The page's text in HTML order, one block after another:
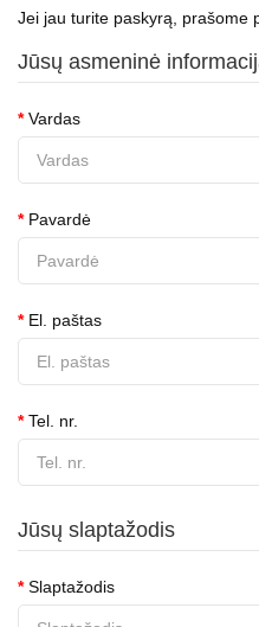
Jei jau turite paskyrą, prašome
Jūsų asmeninė
Vardas
Pavardė
El. paštas
Tel. nr.
Jūsų slaptažodis
Slaptažodis